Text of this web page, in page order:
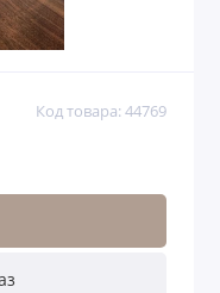
Код товара: 44769